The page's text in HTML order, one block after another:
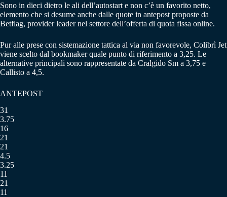
Sono in dieci dietro le ali dell’autostart e non c’è un favorito netto,
elemento che si desume anche dalle quote in antepost proposte da
Betflag, provider leader nel settore dell’offerta di quota fissa online.
Pur alle prese con sistemazione tattica al via non favorevole, Colibrì Jet
viene scelto dal bookmaker quale punto di riferimento a 3,25. Le
alternative principali sono rappresentate da Cralgido Sm a 3,75 e
Callisto a 4,5.
ANTEPOST
31
3.75
16
21
21
4.5
3.25
11
21
11